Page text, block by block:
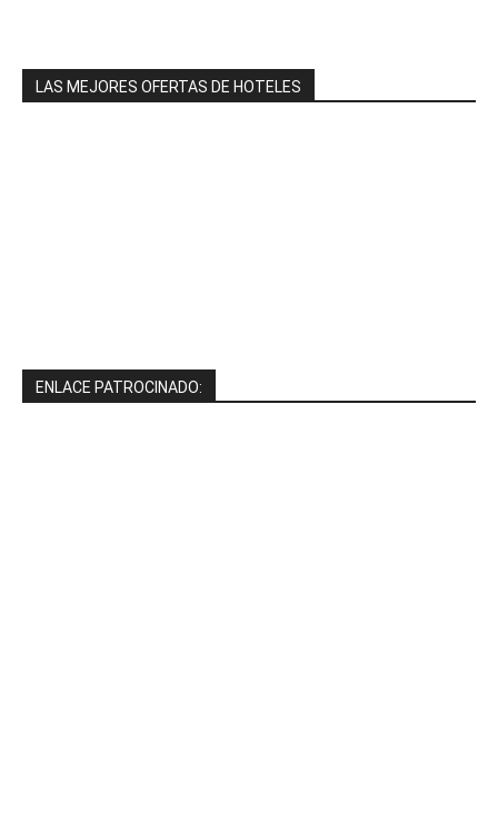
LAS MEJORES OFERTAS DE HOTELES
ENLACE PATROCINADO: